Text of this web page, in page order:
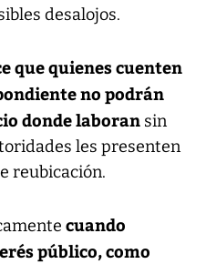
desalojos.
que quienes cuenten
no podrán
donde laboran sin
les presenten
reubicación.
cuando
público, como